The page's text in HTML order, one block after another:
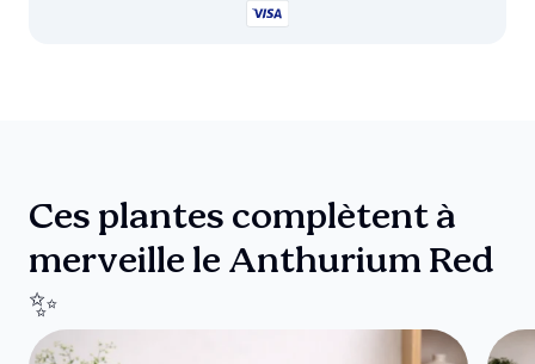
Ces plantes complètent à
merveille le Anthurium Red
✨